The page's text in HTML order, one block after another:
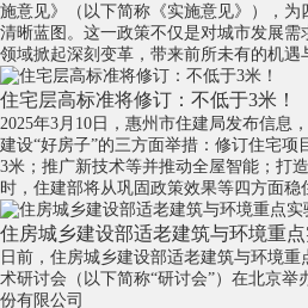
施意见》（以下简称《实施意见》），为
清晰蓝图。这一政策不仅是对城市发展
领域掀起深刻变革，带来前所未有的机遇
住宅层高标准将修订：不低于3米！
2025年3月10日，惠州市住建局发布信息
建设“好房子”的三方面举措：修订住宅
3米；推广新技术等并推动全屋智能；打
时，住建部将从巩固政策效果等四方面稳
住房城乡建设部适老建筑与环境重
日前，住房城乡建设部适老建筑与环境
术研讨会（以下简称“研讨会”）在北京
份有限公司